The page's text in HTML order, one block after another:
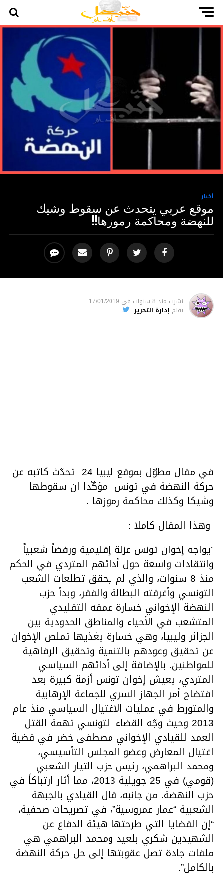
أخبار
موقع عربي يتحدث عن سقوط وشيك
للنهضة ومحاكمة رموزها!!
نشرت منذ 8 سنوات فى 17/01/2019
بقلم إدارة التحرير
في مقال مطوّل بموقع ليبيا 24 تحدّث كاتبه عن
حركة النهضة في تونس مؤكّدا ان سقوطها
وشيكا وكذلك محاكمة رموزها .
وهذا المقال كاملا :
“يواجه إخوان تونس عزلة إقليمية ورفضاً شعبياً
وانتقادات واسعة حول أدائهم المتردي في الحكم
منذ 8 سنوات، والذي لم يحقق تطلعات الشعب
التونسي وأغرقته البطالة والفقر، وبدأ حزب
النهضة الإخواني خسارة عمقه التقليدي
المتشعب في الأحياء والمناطق الحدودية بين
الجزائر وليبيا، وهي خسارة يغذيها تملص الإخوان
عن تحقيق وعودهم بالتنمية وتحقيق الرفاهية
للمواطنين. بالإضافة إلى أدائهم السياسي
المتردي، يعيش إخوان تونس أزمة كبيرة بعد
افتضاح أمر الجهاز السري للجماعة الإرهابية
والمتورط في عمليات الاغتيال السياسي منذ عام
2013 وحيث وجّه القضاء التونسي تهمة القتل
العمد للقيادي الإخواني مصطفى خضر في قضية
اغتيال المعارض وعضو المجلس التأسيسي،
ومحمد البراهمي، رئيس حزب التيار الشعبي
(قومي) في 25 جويلية 2013، مما أثار ارتباكاً في
حزب النهضة. من جانبه، قال القيادي بالجبهة
الشعبية “عمار عمروسية”، في تصريحات صحفية،
“إن القضايا التي طرحتها هيئة الدفاع عن
الشهيدين شكري بلعيد ومحمد البراهمي هي
ملفات جادة تصل عقوبتها إلى حل حركة النهضة
بالكامل”.